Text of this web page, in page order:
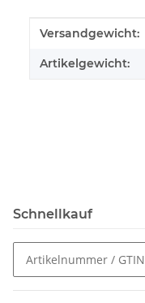
Produkteigenschaft
Wert
Versandgewicht:
Artikelgewicht:
Schnellkauf